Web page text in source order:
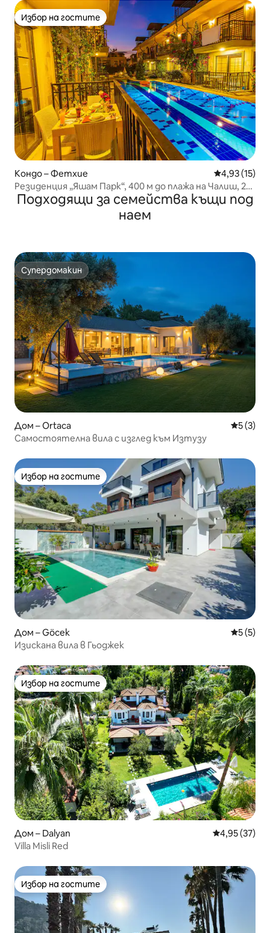
Избор на гостите
Избор на гостите
Кондо – Фетхие Средна
4,93 (15)
Резиденция „Яшам Парк“, 400 м до плажа на Чалиш, 2+1
- 4B
Подходящи за семейства къщи под
наем
Супердомакин
Супердомакин
Дом – Ortaca Средна
5 (3)
Самостоятелна вила с изглед към Изтузу
Избор на гостите
Избор на гостите
Дом – Göcek Средна
5 (5)
Изискана вила в Гьоджек
Избор на гостите
Избор на гостите
Дом – Dalyan Средна
4,95 (37)
Villa Misli Red
Избор на гостите
Избор на гостите